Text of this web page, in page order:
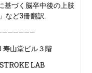
基づく脳卒中後の上肢
など3冊翻訳.
山堂ビル３階
LAB